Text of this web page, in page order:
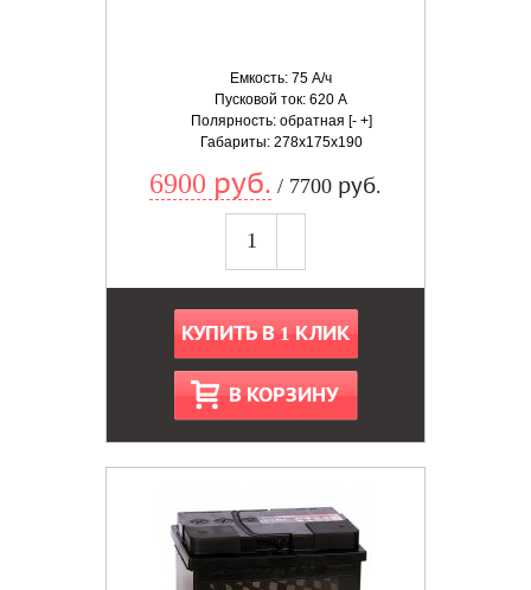
Емкость: 75 А/ч
Пусковой ток: 620 А
Полярность: обратная [- +]
Габариты: 278x175x190
6900 руб. / 7700 руб.
КУПИТЬ В 1 КЛИК
В КОРЗИНУ